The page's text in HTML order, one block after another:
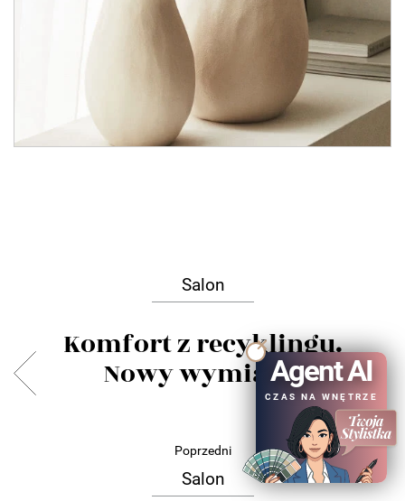
Salon
Komfort z recyklingu.
Nowy wymiar...
Poprzedni
Salon
Agent AI
CZAS NA WNĘTRZE